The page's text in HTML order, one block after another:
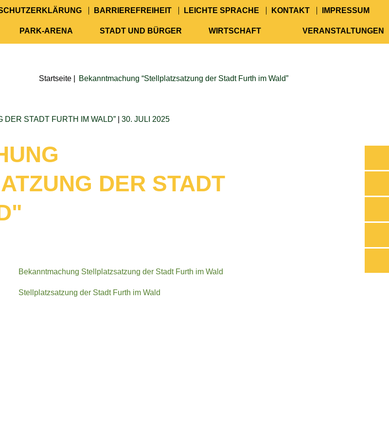
BARRIEREFREIHEIT LEICHTE SPRACHE KONTAKT IMPRESSUM
PARK-ARENA STADT UND BÜRGER WIRTSCHAFT VERANSTALTUNGEN
Startseite Bekanntmachung “Stellplatzsatzung der Stadt Furth im Wald”
DER STADT FURTH IM WALD” 30. JULI 2025
DER STADT
Bekanntmachung Stellplatzsatzung der Stadt Furth im Wald
Stellplatzsatzung der Stadt Furth im Wald